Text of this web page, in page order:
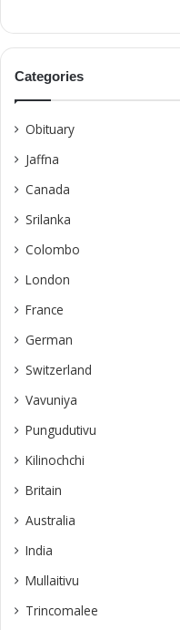
Categories
Obituary
Jaffna
Canada
Srilanka
Colombo
London
France
German
Switzerland
Vavuniya
Pungudutivu
Kilinochchi
Britain
Australia
India
Mullaitivu
Trincomalee